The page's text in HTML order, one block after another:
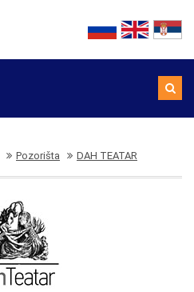
Pozorišta DAH TEATAR